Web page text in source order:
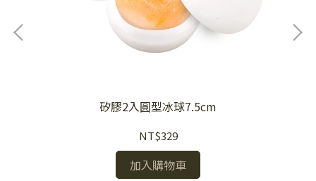
矽膠2入圓型冰球7.5cm
NT$329
加入購物車